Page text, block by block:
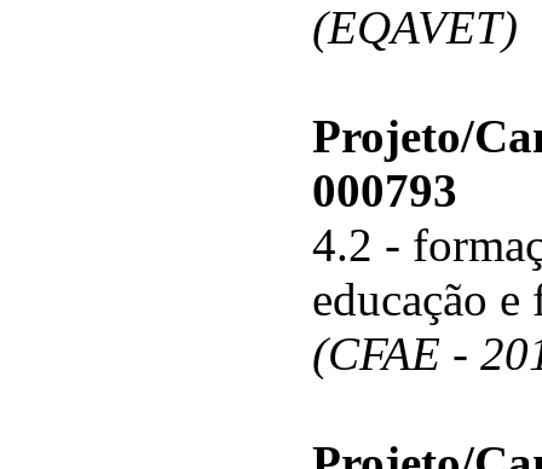
(EQAVET)
Projeto/
000793
4.2 -
educação e
(CFAE -